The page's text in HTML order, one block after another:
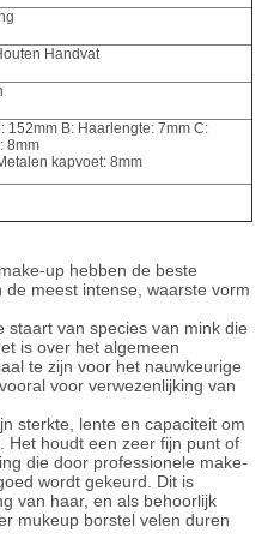
Handvat
152mm B: Haarlengte: 7mm C:
8mm
kapvoet: 8mm
up hebben de beste
meest intense, waarste vorm
staart van species van mink die
is over het algemeen
te zijn voor het nauwkeurige
voor verwezenlijking van
sterkte, lente en capaciteit om
Het houdt een zeer fijn punt of
die door professionele make-
wordt gekeurd. Dit is
van haar, en als behoorlijk
mukeup borstel velen duren